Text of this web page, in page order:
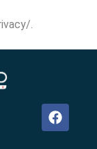
.